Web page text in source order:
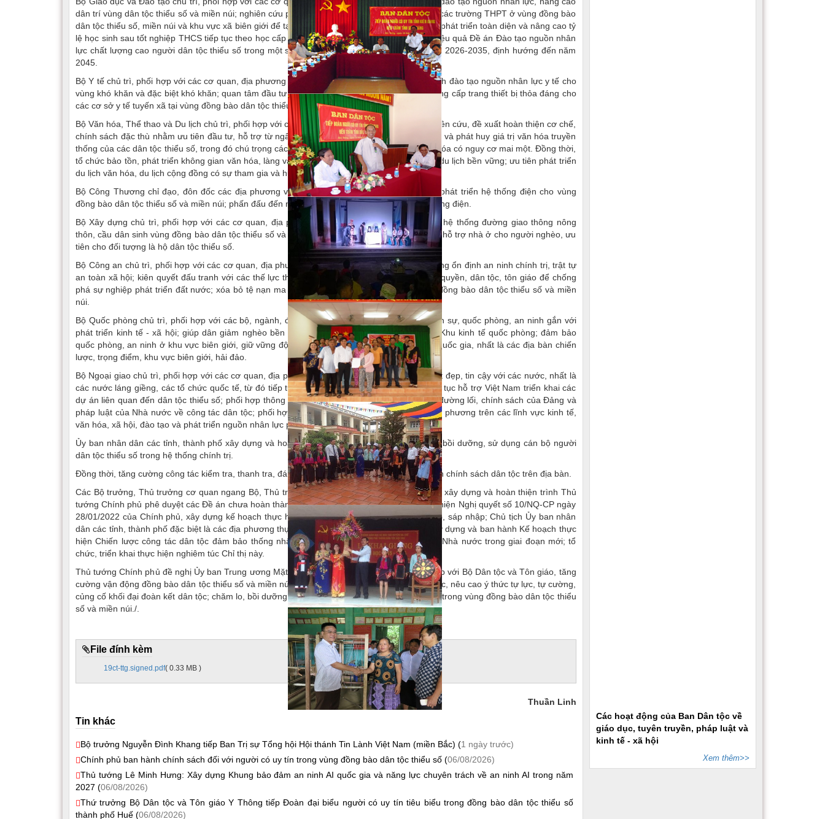
dân trí vùng dân tộc thiểu số và miền núi; nghiên cứu phương án nâng cấp, mở rộng quy mô các trường THPT ở vùng đồng bào
dân tộc thiểu số, miền núi và khu vực xã biên giới để tạo điều kiện học tập thuận lợi, thúc đẩy phát triển toàn diện và nâng cao tỷ
lệ học sinh sau tốt nghiệp THCS tiếp tục theo học cấp THPT tại địa bàn. Tổ chức triển khai hiệu quả Đề án Đào tạo nguồn nhân
lực chất lượng cao người dân tộc thiểu số trong một số ngành, lĩnh vực trọng điểm giai đoạn 2026-2035, định hướng đến năm
2045.
Bộ Y tế chủ trì, phối hợp với các cơ quan, địa phương rà soát, nghiên cứu, bổ sung chính sách đào tạo nguồn nhân lực y tế cho
vùng khó khăn và đặc biệt khó khăn; quan tâm đầu tư xây dựng, cải tạo cơ sở vật chất và cung cấp trang thiết bị thỏa đáng cho
các cơ sở y tế tuyến xã tại vùng đồng bào dân tộc thiểu số và miền núi.
Bộ Văn hóa, Thể thao và Du lịch chủ trì, phối hợp với các bộ, ngành, địa phương rà soát, nghiên cứu, đề xuất hoàn thiện cơ chế,
chính sách đặc thù nhằm ưu tiên đầu tư, hỗ trợ từ ngân sách nhà nước cho công tác bảo tồn và phát huy giá trị văn hóa truyền
thống của các dân tộc thiểu số, trong đó chú trọng các dân tộc rất ít người và các giá trị văn hóa có nguy cơ mai một. Đồng thời,
tổ chức bảo tồn, phát triển không gian văn hóa, làng văn hóa truyền thống gắn với phát triển du lịch bền vững; ưu tiên phát triển
du lịch văn hóa, du lịch cộng đồng có sự tham gia và hưởng lợi của đồng bào dân tộc thiểu số.
Bộ Công Thương chỉ đạo, đôn đốc các địa phương và cơ quan liên quan tập trung đầu tư phát triển hệ thống điện cho vùng
đồng bào dân tộc thiểu số và miền núi; phấn đấu đến năm 2030, 100% số hộ dân được sử dụng điện.
Bộ Xây dựng chủ trì, phối hợp với các cơ quan, địa phương tập trung nguồn lực phát triển hệ thống đường giao thông nông
thôn, cầu dân sinh vùng đồng bào dân tộc thiểu số và miền núi; tiếp tục thực hiện chính sách hỗ trợ nhà ở cho người nghèo, ưu
tiên cho đối tượng là hộ dân tộc thiểu số.
Bộ Công an chủ trì, phối hợp với các cơ quan, địa phương tăng cường các biện pháp giữ vững ổn định an ninh chính trị, trật tự
an toàn xã hội; kiên quyết đấu tranh với các thế lực thù địch lợi dụng vấn đề dân chủ, nhân quyền, dân tộc, tôn giáo để chống
phá sự nghiệp phát triển đất nước; xóa bỏ tệ nạn ma túy và các tệ nạn xã hội khác ở vùng đồng bào dân tộc thiểu số và miền
núi.
Bộ Quốc phòng chủ trì, phối hợp với các bộ, ngành, địa phương thực hiện tốt nhiệm vụ quân sự, quốc phòng, an ninh gắn với
phát triển kinh tế - xã hội; giúp dân giảm nghèo bền vững, chú trọng đầu tư xây dựng các Khu kinh tế quốc phòng; đảm bảo
quốc phòng, an ninh ở khu vực biên giới, giữ vững độc lập chủ quyền và toàn vẹn lãnh thổ quốc gia, nhất là các địa bàn chiến
lược, trọng điểm, khu vực biên giới, hải đảo.
Bộ Ngoại giao chủ trì, phối hợp với các cơ quan, địa phương tăng cường quan hệ chính trị tốt đẹp, tin cậy với các nước, nhất là
các nước láng giềng, các tổ chức quốc tế, từ đó tiếp tục vận động các nước, các đối tác tiếp tục hỗ trợ Việt Nam triển khai các
dự án liên quan đến dân tộc thiểu số; phối hợp thông tin cho các đối tác về các chủ trương, đường lối, chính sách của Đảng và
pháp luật của Nhà nước về công tác dân tộc; phối hợp thúc đẩy hợp tác song phương và đa phương trên các lĩnh vực kinh tế,
văn hóa, xã hội, đào tạo và phát triển nguồn nhân lực phục vụ công tác dân tộc.
Ủy ban nhân dân các tỉnh, thành phố xây dựng và hoàn thiện kế hoạch, quy hoạch đào tạo, bồi dưỡng, sử dụng cán bộ người
dân tộc thiểu số trong hệ thống chính trị.
Đồng thời, tăng cường công tác kiểm tra, thanh tra, đánh giá sơ kết, tổng kết kết quả thực hiện chính sách dân tộc trên địa bàn.
Các Bộ trưởng, Thủ trưởng cơ quan ngang Bộ, Thủ trưởng cơ quan trung ương khẩn trương xây dựng và hoàn thiện trình Thủ
tướng Chính phủ phê duyệt các Đề án chưa hoàn thành trong Chương trình hành động thực hiện Nghị quyết số 10/NQ-CP ngày
28/01/2022 của Chính phủ, xây dựng kế hoạch thực hiện Chiến lược của đơn vị sau sắp xếp, sáp nhập; Chủ tịch Ủy ban nhân
dân các tỉnh, thành phố đặc biệt là các địa phương thực hiện sáp nhập năm 2025 rà soát, xây dựng và ban hành Kế hoạch thực
hiện Chiến lược công tác dân tộc đảm bảo thống nhất, phù hợp với chủ trương của Đảng, Nhà nước trong giai đoạn mới; tổ
chức, triển khai thực hiện nghiêm túc Chỉ thị này.
Thủ tướng Chính phủ đề nghị Ủy ban Trung ương Mặt trận Tổ quốc Việt Nam chủ trì, phối hợp với Bộ Dân tộc và Tôn giáo, tăng
cường vận động đồng bào dân tộc thiểu số và miền núi đẩy mạnh phong trào thi đua yêu nước, nêu cao ý thức tự lực, tự cường,
củng cố khối đại đoàn kết dân tộc; chăm lo, bồi dưỡng và phát huy vai trò của người có uy tín trong vùng đồng bào dân tộc thiểu
số và miền núi./.
File đính kèm
19ct-ttg.signed.pdf( 0.33 MB )
Thuần Linh
Tin khác
Bộ trưởng Nguyễn Đình Khang tiếp Ban Trị sự Tổng hội Hội thánh Tin Lành Việt Nam (miền Bắc) (1 ngày trước)
Chính phủ ban hành chính sách đối với người có uy tín trong vùng đồng bào dân tộc thiểu số (06/08/2026)
Thủ tướng Lê Minh Hưng: Xây dựng Khung bảo đảm an ninh AI quốc gia và năng lực chuyên trách về an ninh AI trong năm
2027 (06/08/2026)
Thứ trưởng Bộ Dân tộc và Tôn giáo Y Thông tiếp Đoàn đại biểu người có uy tín tiêu biểu trong đồng bào dân tộc thiểu số
thành phố Huế (06/08/2026)
Các hoạt động của Ban Dân tộc về
giáo dục, tuyên truyền, pháp luật và
kinh tế - xã hội
Xem thêm>>